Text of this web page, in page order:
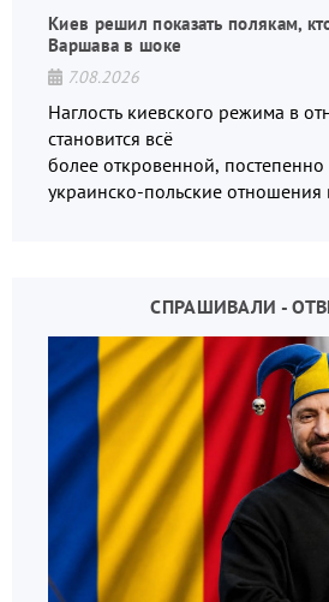
Киев решил показать полякам,
Варшава в шоке
7.08.2026
Наглость киевского режима в
становится всё
более откровенной,
украинско-польские отношения
СПРАШИВАЛИ -